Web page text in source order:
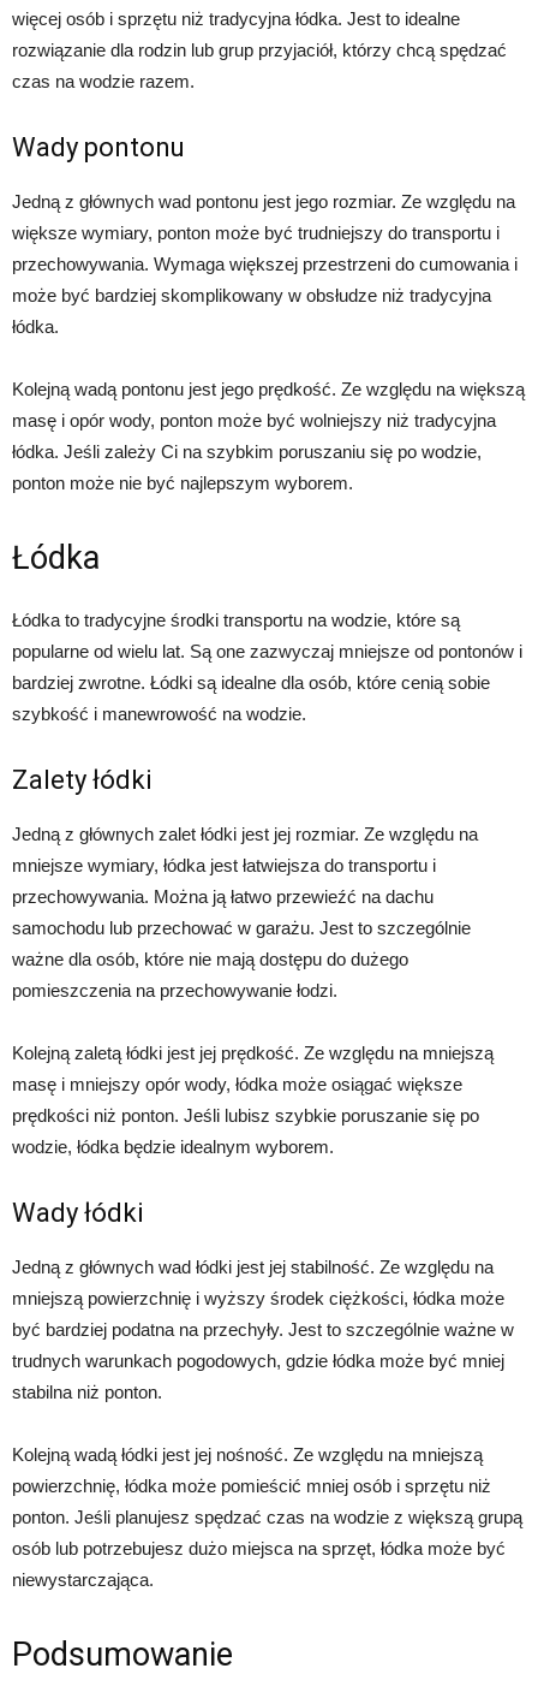
więcej osób i sprzętu niż tradycyjna łódka. Jest to idealne
rozwiązanie dla rodzin lub grup przyjaciół, którzy chcą spędzać
czas na wodzie razem.
Wady pontonu
Jedną z głównych wad pontonu jest jego rozmiar. Ze względu na
większe wymiary, ponton może być trudniejszy do transportu i
przechowywania. Wymaga większej przestrzeni do cumowania i
może być bardziej skomplikowany w obsłudze niż tradycyjna
łódka.
Kolejną wadą pontonu jest jego prędkość. Ze względu na większą
masę i opór wody, ponton może być wolniejszy niż tradycyjna
łódka. Jeśli zależy Ci na szybkim poruszaniu się po wodzie,
ponton może nie być najlepszym wyborem.
Łódka
Łódka to tradycyjne środki transportu na wodzie, które są
popularne od wielu lat. Są one zazwyczaj mniejsze od pontonów i
bardziej zwrotne. Łódki są idealne dla osób, które cenią sobie
szybkość i manewrowość na wodzie.
Zalety łódki
Jedną z głównych zalet łódki jest jej rozmiar. Ze względu na
mniejsze wymiary, łódka jest łatwiejsza do transportu i
przechowywania. Można ją łatwo przewieźć na dachu
samochodu lub przechować w garażu. Jest to szczególnie
ważne dla osób, które nie mają dostępu do dużego
pomieszczenia na przechowywanie łodzi.
Kolejną zaletą łódki jest jej prędkość. Ze względu na mniejszą
masę i mniejszy opór wody, łódka może osiągać większe
prędkości niż ponton. Jeśli lubisz szybkie poruszanie się po
wodzie, łódka będzie idealnym wyborem.
Wady łódki
Jedną z głównych wad łódki jest jej stabilność. Ze względu na
mniejszą powierzchnię i wyższy środek ciężkości, łódka może
być bardziej podatna na przechyły. Jest to szczególnie ważne w
trudnych warunkach pogodowych, gdzie łódka może być mniej
stabilna niż ponton.
Kolejną wadą łódki jest jej nośność. Ze względu na mniejszą
powierzchnię, łódka może pomieścić mniej osób i sprzętu niż
ponton. Jeśli planujesz spędzać czas na wodzie z większą grupą
osób lub potrzebujesz dużo miejsca na sprzęt, łódka może być
niewystarczająca.
Podsumowanie